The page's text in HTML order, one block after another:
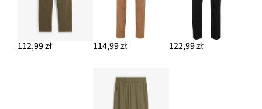
112,99 zł 114,99 zł 122,99 zł